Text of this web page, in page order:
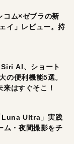
ム×ゼブラの新
イ」レビュー。持
AI、ショート
の便利機能5選。
はすぐそこ！
Luna Ultra」実践
ム・夜間撮影をチ